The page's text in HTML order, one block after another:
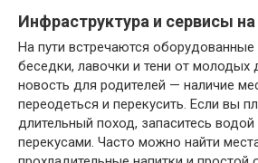
Инфраструктура и сервисы
На пути встречаются
беседки, лавочки и тени от молодых
новость для родителей — наличие
переодеться и перекусить. Если вы
длительный поход, запаситесь водой
перекусами. Часто можно найти